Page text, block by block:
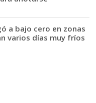
a bajo cero en zonas
varios días muy fríos